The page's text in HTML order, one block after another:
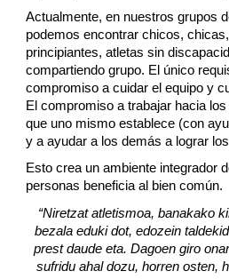
Actualmente, en nuestros grupos
podemos encontrar chicos,
principiantes, atletas sin
compartiendo grupo. El único
compromiso a cuidar el equipo y
El compromiso a trabajar hacia
que uno mismo establece (con
y a ayudar a los demás a lograr
Esto crea un ambiente integrador
personas beneficia al bien común.
“Niretzat atletismoa, banakako
bezala eduki dot, edozein
prest daude eta. Dagoen giro
sufridu ahal dozu, horren osten,